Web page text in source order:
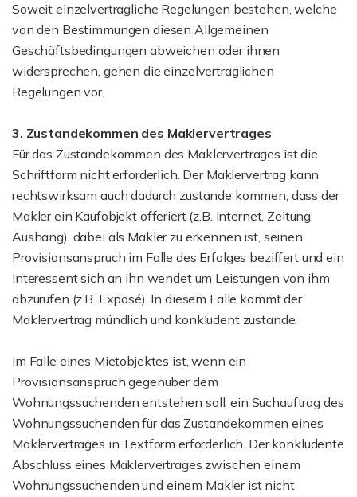
Soweit einzelvertragliche Regelungen bestehen, welche
von den Bestimmungen diesen Allgemeinen
Geschäftsbedingungen abweichen oder ihnen
widersprechen, gehen die einzelvertraglichen
Regelungen vor.
3. Zustandekommen des Maklervertrages
Für das Zustandekommen des Maklervertrages ist die
Schriftform nicht erforderlich. Der Maklervertrag kann
rechtswirksam auch dadurch zustande kommen, dass der
Makler ein Kaufobjekt offeriert (z.B. Internet, Zeitung,
Aushang), dabei als Makler zu erkennen ist, seinen
Provisionsanspruch im Falle des Erfolges beziffert und ein
Interessent sich an ihn wendet um Leistungen von ihm
abzurufen (z.B. Exposé). In diesem Falle kommt der
Maklervertrag mündlich und konkludent zustande.
Im Falle eines Mietobjektes ist, wenn ein
Provisionsanspruch gegenüber dem
Wohnungssuchenden entstehen soll, ein Suchauftrag des
Wohnungssuchenden für das Zustandekommen eines
Maklervertrages in Textform erforderlich. Der konkludente
Abschluss eines Maklervertrages zwischen einem
Wohnungssuchenden und einem Makler ist nicht